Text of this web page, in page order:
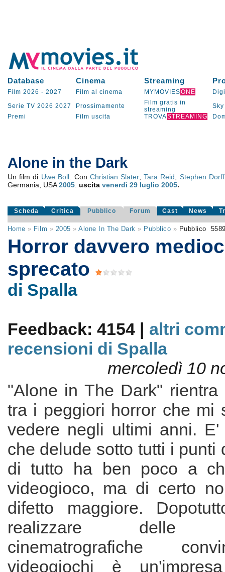
Database Cinema Streaming
Film 2026 - 2027 Film al cinema MYMOVIESONE
Serie TV 2026 2027 Prossimamente
Film gratis in
streaming
Sky
Premi
Film uscita TROVASTREAMING
Alone in the Dark
Un film di Uwe Boll . ConChristian Slater, Tara Reid Stephen Dorff
Germania, USA2005. uscita venerdì 29 luglio 2005.
Scheda Critica Pubblico Forum Cast News
Home » Film » 2005 »Alone In The Dark » Pubblico » Pubblico
Horror davvero
sprecato
di Spalla
Feedback: 4154 | altri
recensioni di Spalla
mercoledì 10
"Alone in The Dark" rientra
tra i peggiori horror che mi
vedere negli ultimi anni.
che delude sotto tutti i punti
di tutto ha ben poco a
videogioco, ma di certo
difetto maggiore.
realizzare delle
cinematrografiche
videogiochi è